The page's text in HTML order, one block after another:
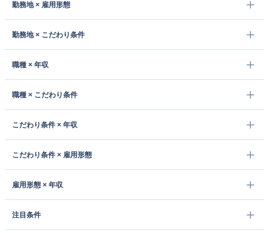
勤務地 × 雇用形態
勤務地 × こだわり条件
職種 × 年収
職種 × こだわり条件
こだわり条件 × 年収
こだわり条件 × 雇用形態
雇用形態 × 年収
注目条件